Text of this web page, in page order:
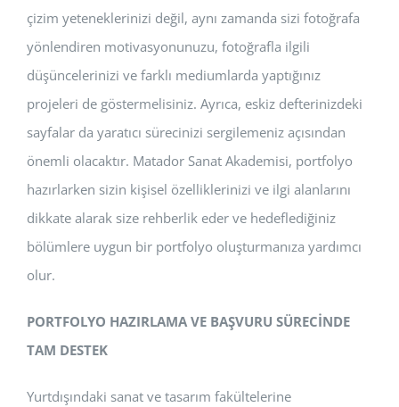
çizim yeteneklerinizi değil, aynı zamanda sizi fotoğrafa
yönlendiren motivasyonunuzu, fotoğrafla ilgili
düşüncelerinizi ve farklı mediumlarda yaptığınız
projeleri de göstermelisiniz. Ayrıca, eskiz defterinizdeki
sayfalar da yaratıcı sürecinizi sergilemeniz açısından
önemli olacaktır. Matador Sanat Akademisi, portfolyo
hazırlarken sizin kişisel özelliklerinizi ve ilgi alanlarını
dikkate alarak size rehberlik eder ve hedeflediğiniz
bölümlere uygun bir portfolyo oluşturmanıza yardımcı
olur.
PORTFOLYO HAZIRLAMA VE BAŞVURU SÜRECİNDE
TAM DESTEK
Yurtdışındaki sanat ve tasarım fakültelerine